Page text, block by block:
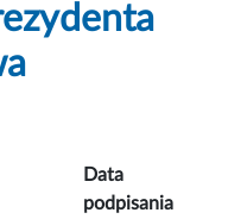
Data
podpisania